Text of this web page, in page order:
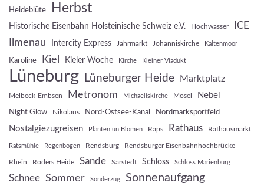
Heideblüte Herbst
Historische Eisenbahn Holsteinische Schweiz e.V. Hochwasser ICE
Ilmenau Intercity Express Jahrmarkt Johanniskirche Kaltenmoor
Karoline Kiel Kieler Woche Kirche Kleiner Viadukt
Lüneburg Lüneburger Heide Marktplatz
Melbeck-Embsen Metronom Michaeliskirche Mosel Nebel
Night Glow Nikolaus Nord-Ostsee-Kanal Nordmarksportfeld
Nostalgiezugreisen Planten un Blomen Raps Rathaus Rathausmarkt
Ratsmühle Regenbogen Rendsburg Rendsburger Eisenbahnhochbrücke
Rhein Röders Heide Sande Sarstedt Schloss Schloss Marienburg
Schnee Sommer Sonderzug Sonnenaufgang